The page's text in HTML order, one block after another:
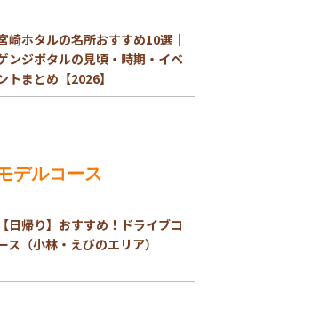
崎ホタルの名所おすすめ10選｜
ンジボタルの見頃・時期・イベ
トまとめ【2026】
デルコース
【日帰り】おすすめ！ドライブコ
ス（小林・えびのエリア）